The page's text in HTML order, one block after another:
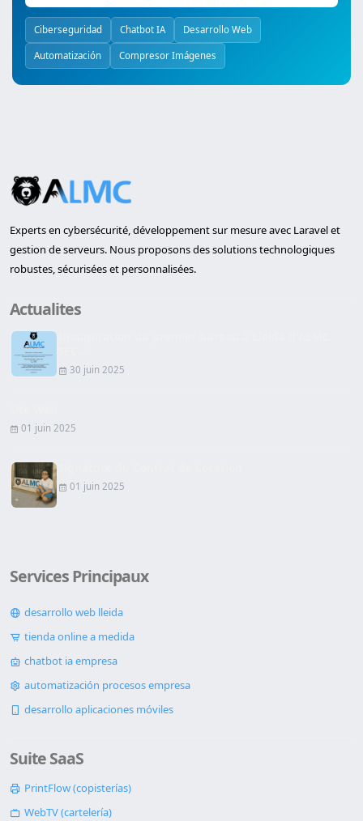
Ciberseguridad Chatbot IA Desarrollo Web
Automatización Compresor Imágenes
Experts en cybersécurité, développement sur mesure avec Laravel et
gestion de serveurs. Nous proposons des solutions technologiques
robustes, sécurisées et personnalisées.
Actualites
30 juin 2025
01 juin 2025
01 juin 2025
Services Principaux
desarrollo web lleida
tienda online a medida
chatbot ia empresa
automatización procesos empresa
desarrollo aplicaciones móviles
Suite SaaS
PrintFlow (copisterías)
WebTV (cartelería)